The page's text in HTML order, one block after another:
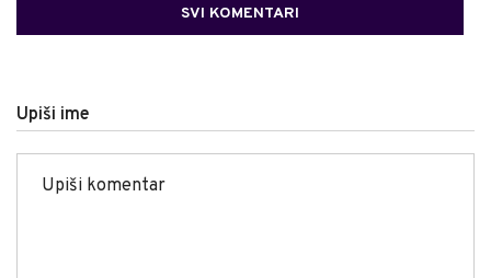
SVI KOMENTARI
Upiši ime